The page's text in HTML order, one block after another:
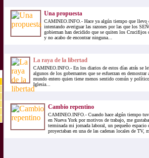
Una propuesta
CAMINEO.INFO.- Hace ya algún tiempo que llevo
intentando averiguar las razones por las que los
gobiernan han decidido que se quiten los Crucifijos
y no acabo de encontrar ninguna...
La raya de la libertad
CAMINEO.INFO.- En los diarios de estos días atrás se
algunos de los gobernantes que se esfuerzan en
mundo entero quien tiene menos sentido común y
Iglesia...
Cambio repentino
CAMINEO.INFO.- Cuando hace algún tiempo
en Nueva York por motivos de trabajo, me
terminada mi jornada laboral, un pequeño espacio
proyectaban en una de las cadenas locales de TV,